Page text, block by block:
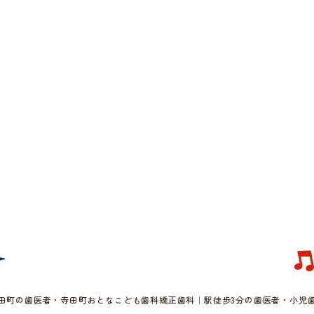
町の歯医者・寺田町おとなこども歯科矯正歯科｜駅徒歩3分の歯医者・小児